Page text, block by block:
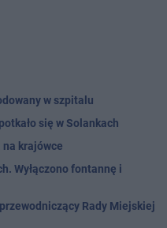
w szpitalu
się w Solankach
krajówce
Wyłączono fontannę i
Rady Miejskiej